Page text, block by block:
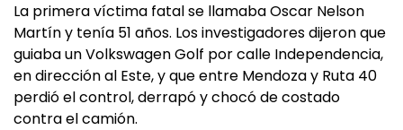
La primera víctima fatal se llamaba Oscar Nelson
Martín y tenía 51 años. Los investigadores dijeron que
guiaba un Volkswagen Golf por calle Independencia,
en dirección al Este, y que entre Mendoza y Ruta 40
perdió el control, derrapó y chocó de costado
contra el camión.